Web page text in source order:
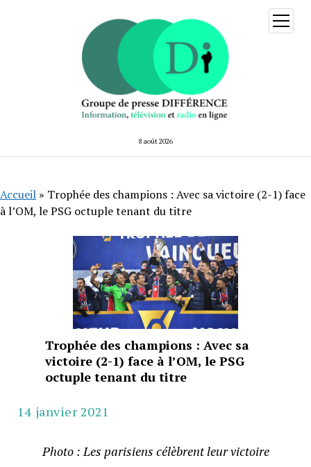
8 août 2026
ouvrir
menu
Accueil » Trophée des champions : Avec sa victoire (2-1) face
à l’OM, le PSG octuple tenant du titre
Trophée des champions : Avec sa
victoire (2-1) face à l’OM, le PSG
octuple tenant du titre
14 janvier 2021
Photo : Les parisiens célèbrent leur victoire